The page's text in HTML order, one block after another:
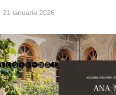
21 ianuarie 2026